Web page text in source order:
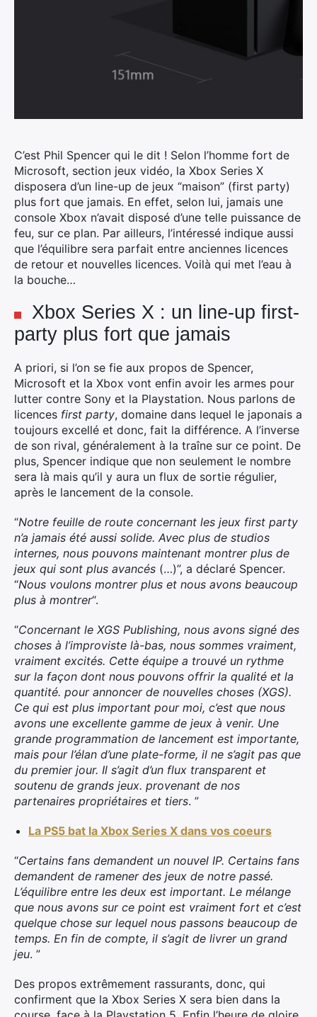
C’est Phil Spencer qui le dit ! Selon l’homme fort de
Microsoft, section jeux vidéo, la Xbox Series X
disposera d’un line-up de jeux “maison” (first party)
plus fort que jamais. En effet, selon lui, jamais une
console Xbox n’avait disposé d’une telle puissance de
feu, sur ce plan. Par ailleurs, l’intéressé indique aussi
que l’équilibre sera parfait entre anciennes licences
de retour et nouvelles licences. Voilà qui met l’eau à
la bouche…
Xbox Series X : un line-up first-
party plus fort que jamais
A priori, si l’on se fie aux propos de Spencer,
Microsoft et la Xbox vont enfin avoir les armes pour
lutter contre Sony et la Playstation. Nous parlons de
licences first party, domaine dans lequel le japonais a
toujours excellé et donc, fait la différence. A l’inverse
de son rival, généralement à la traîne sur ce point. De
plus, Spencer indique que non seulement le nombre
sera là mais qu’il y aura un flux de sortie régulier,
après le lancement de la console.
“Notre feuille de route concernant les jeux first party
n’a jamais été aussi solide. Avec plus de studios
internes, nous pouvons maintenant montrer plus de
jeux qui sont plus avancés (…)”, a déclaré Spencer.
“Nous voulons montrer plus et nous avons beaucoup
plus à montrer“.
“Concernant le XGS Publishing, nous avons signé des
choses à l’improviste là-bas, nous sommes vraiment,
vraiment excités. Cette équipe a trouvé un rythme
sur la façon dont nous pouvons offrir la qualité et la
quantité. pour annoncer de nouvelles choses (XGS).
Ce qui est plus important pour moi, c’est que nous
avons une excellente gamme de jeux à venir. Une
grande programmation de lancement est importante,
mais pour l’élan d’une plate-forme, il ne s’agit pas que
du premier jour. Il s’agit d’un flux transparent et
soutenu de grands jeux. provenant de nos
partenaires propriétaires et tiers. ”
La PS5 bat la Xbox Series X dans vos coeurs
“Certains fans demandent un nouvel IP. Certains fans
demandent de ramener des jeux de notre passé.
L’équilibre entre les deux est important. Le mélange
que nous avons sur ce point est vraiment fort et c’est
quelque chose sur lequel nous passons beaucoup de
temps. En fin de compte, il s’agit de livrer un grand
jeu. ”
Des propos extrêmement rassurants, donc, qui
confirment que la Xbox Series X sera bien dans la